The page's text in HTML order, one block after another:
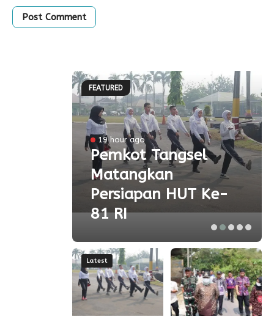
FEATURED
19 hour ago
Pemkot Tangsel
Matangkan
Persiapan HUT Ke-
81 RI
Latest